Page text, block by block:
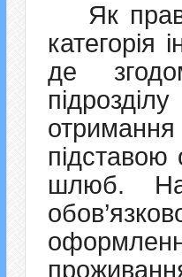
Як
категорія
де
підставою
шлюб.